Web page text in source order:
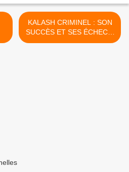
KALASH CRIMINEL : SON
SUCCÈS ET SES ÉCHECS,
SON RAP, L'ALBINISME, LE